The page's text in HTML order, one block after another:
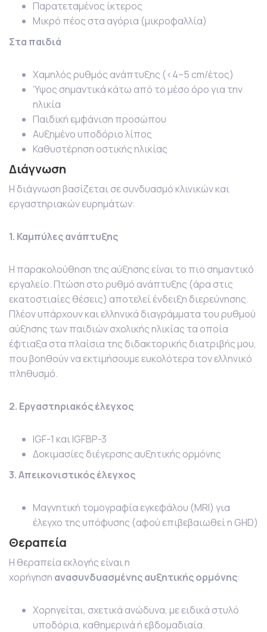
Παρατεταμένος ίκτερος
Μικρό πέος στα αγόρια (μικροφαλλία)
Στα παιδιά
Χαμηλός ρυθμός ανάπτυξης (<4–5 cm/έτος)
Ύψος σημαντικά κάτω από το μέσο όρο για την
ηλικία
Παιδική εμφάνιση προσώπου
Αυξημένο υποδόριο λίπος
Καθυστέρηση οστικής ηλικίας
Διάγνωση
Η διάγνωση βασίζεται σε συνδυασμό κλινικών και
εργαστηριακών ευρημάτων:
1. Καμπύλες ανάπτυξης
Η παρακολούθηση της αύξησης είναι το πιο σημαντικό
εργαλείο. Πτώση στο ρυθμό ανάπτυξης (άρα στις
εκατοστιαίες θέσεις) αποτελεί ένδειξη διερεύνησης.
Πλέον υπάρχουν και ελληνικά διαγράμματα του ρυθμού
αύξησης των παιδιών σχολικής ηλικίας τα οποία
έφτιαξα στα πλαίσια της διδακτορικής διατριβής μου,
που βοηθούν να εκτιμήσουμε ευκολότερα τον ελληνικό
πληθυσμό.
2. Εργαστηριακός έλεγχος
IGF-1 και IGFBP-3
Δοκιμασίες διέγερσης αυξητικής ορμόνης
3. Απεικονιστικός έλεγχος
Μαγνητική τομογραφία εγκεφάλου (MRI) για
έλεγχο της υπόφυσης (αφού επιβεβαιωθεί η GHD)
Θεραπεία
Η θεραπεία εκλογής είναι η
χορήγηση ανασυνδυασμένης αυξητικής ορμόνης:
Χορηγείται, σχετικά ανώδυνα, με ειδικά στυλό
υποδόρια, καθημερινά ή εβδομαδιαία.